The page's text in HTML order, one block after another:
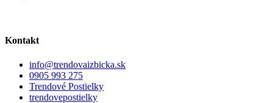
Kontakt
info@trendovaizbicka.sk
0905 993 275
Trendové Postielky
trendovepostielky